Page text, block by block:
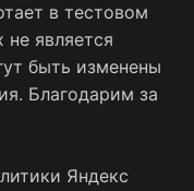
в тестовом
является
быть изменены
Благодарим за
Яндекс